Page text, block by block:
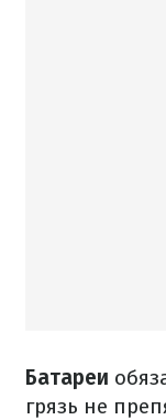
Батареи
грязь не